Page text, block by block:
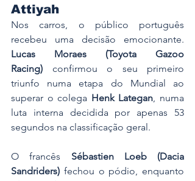
Attiyah
Nos carros, o público português
Lucas Moraes (Toyota Gazoo
Racing) confirmou o seu primeiro
triunfo numa etapa do Mundial ao
superar o colega Henk Lategan, numa
luta interna decidida por apenas 53
segundos na classificação geral.
O francês Sébastien Loeb (Dacia
Sandriders)